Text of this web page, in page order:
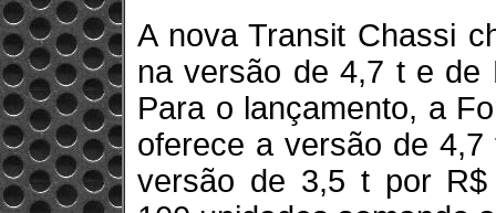
A nova Transit Chassi
na versão de 4,7 t e de
Para o lançamento, a
oferece a versão de
versão de 3,5 t por R$